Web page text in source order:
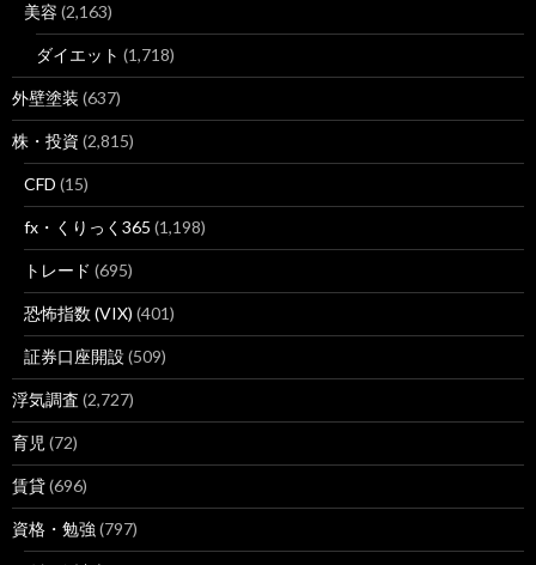
美容 (2,163)
ダイエット (1,718)
外壁塗装 (637)
株・投資 (2,815)
CFD (15)
fx・くりっく365 (1,198)
トレード (695)
恐怖指数 (VIX) (401)
証券口座開設 (509)
浮気調査 (2,727)
育児 (72)
賃貸(696)
資格・勉強 (797)